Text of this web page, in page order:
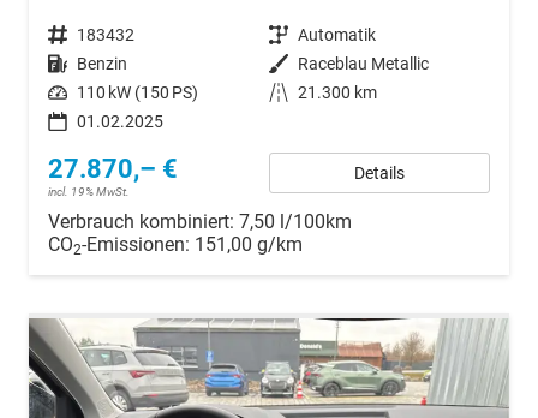
Fahrzeugnr. 183432 Getriebe Automatik
Kraftstoff Benzin Außenfarbe Raceblau Metallic
Leistung 110 kW (150 PS) Kilometerstand 21.300 km
01.02.2025
27.870,– €
incl. 19% MwSt.
Details
Verbrauch kombiniert: 7,50 l/100km
CO2-Emissionen: 151,00 g/km